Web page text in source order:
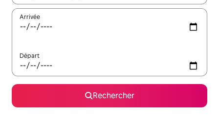
Arrivée
Départ
Rechercher